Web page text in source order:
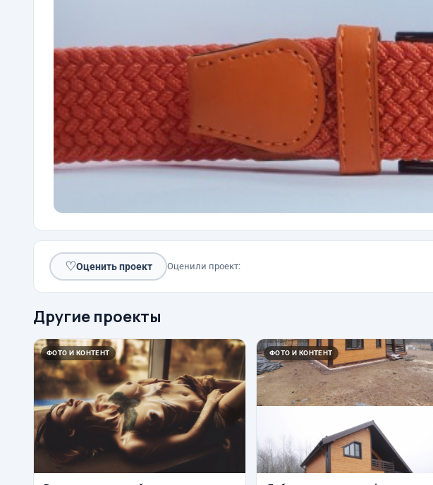
♡Оценить проект Оценили проект:
Другие проекты
ФОТО И КОНТЕНТ ФОТО И КОНТЕНТ